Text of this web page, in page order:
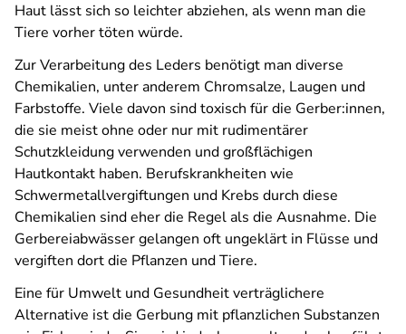
Haut lässt sich so leichter abziehen, als wenn man die
Tiere vorher töten würde.
Zur Verarbeitung des Leders benötigt man diverse
Chemikalien, unter anderem Chromsalze, Laugen und
Farbstoffe. Viele davon sind toxisch für die Gerber:innen,
die sie meist ohne oder nur mit rudimentärer
Schutzkleidung verwenden und großflächigen
Hautkontakt haben. Berufskrankheiten wie
Schwermetallvergiftungen und Krebs durch diese
Chemikalien sind eher die Regel als die Ausnahme. Die
Gerbereiabwässer gelangen oft ungeklärt in Flüsse und
vergiften dort die Pflanzen und Tiere.
Eine für Umwelt und Gesundheit verträglichere
Alternative ist die Gerbung mit pflanzlichen Substanzen